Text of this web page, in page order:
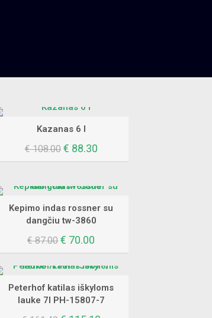
Kazanas 6 l
€108.00 Original
€ 108.00.
€ 88.30Current
€ 88.30.
Kepimo indas rossner su
dangčiu tw-3860
€87.00 Original
was:
€ 70.00
is:
Peterhof katilas iškyloms
lauke 7l PH-15807-7